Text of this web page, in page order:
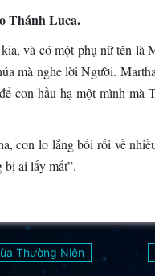
Thánh Luca.
và có một phụ nữ tên là
mà nghe lời Người.
con hầu hạ một mình mà
con lo lắng bối rối về
bị ai lấy mất”.
Thường Niên